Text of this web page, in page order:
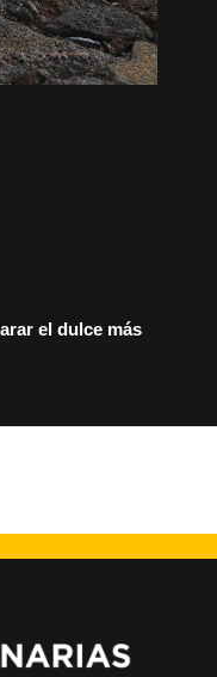
el dulce más